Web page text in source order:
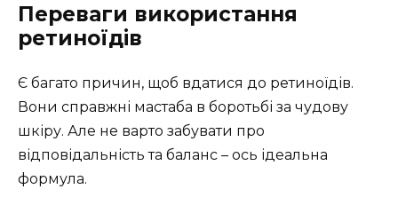
Переваги використання
ретиноїдів
Є багато причин, щоб вдатися до ретиноїдів.
Вони справжні мастаба в боротьбі за чудову
шкіру. Але не варто забувати про
відповідальність та баланс – ось ідеальна
формула.